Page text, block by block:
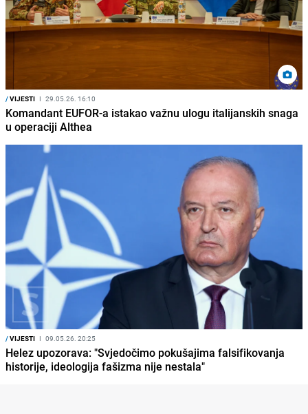
/VIJESTI I 29.05.26. 16:10
Komandant EUFOR-a istakao važnu ulogu italijanskih snaga
u operaciji Althea
/VIJESTI I 09.05.26. 20:25
Helez upozorava: "Svjedočimo pokušajima falsifikovanja
historije, ideologija fašizma nije nestala"